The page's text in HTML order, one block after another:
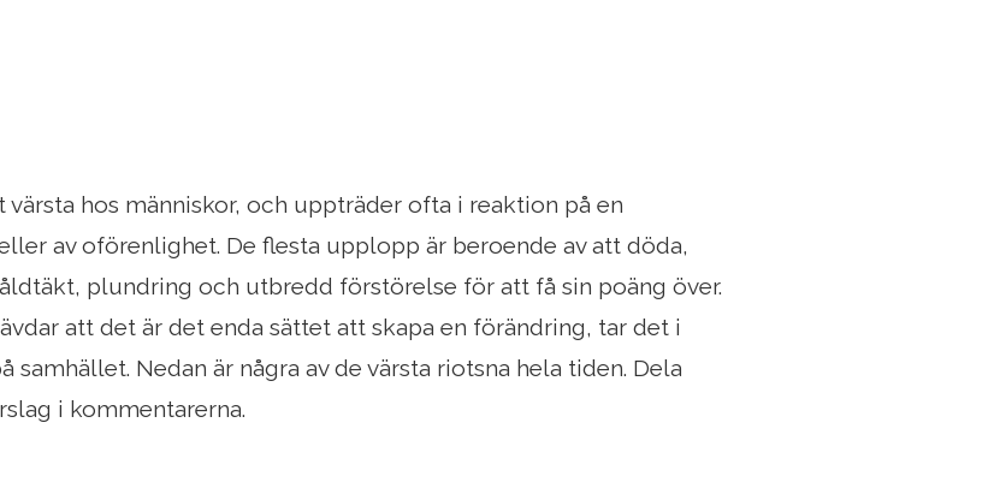
hos människor, och uppträder ofta i reaktion på en
av oförenlighet. De flesta upplopp är beroende av att döda,
plundring och utbredd förstörelse för att få sin poäng över.
att det är det enda sättet att skapa en förändring, tar det i
samhället. Nedan är några av de värsta riotsna hela tiden. Dela
i kommentarerna.